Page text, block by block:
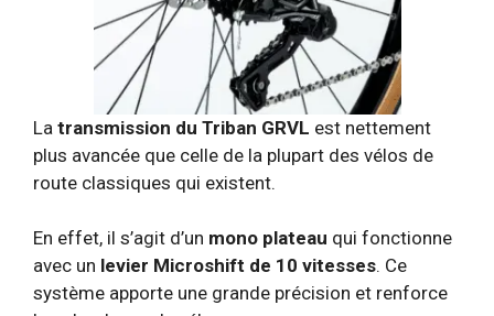
La transmission du Triban GRVL est nettement
plus avancée que celle de la plupart des vélos de
route classiques qui existent.
En effet, il s’agit d’un mono plateau qui fonctionne
avec un levier Microshift de 10 vitesses. Ce
système apporte une grande précision et renforce